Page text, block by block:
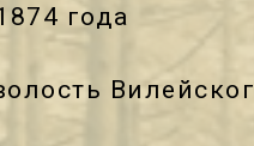
года